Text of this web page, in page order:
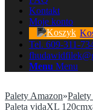
Kontakt
Moje konto
Tel. 609-311-
Menu Menu
Palety Amazon»Palety
Paleta vidaXL